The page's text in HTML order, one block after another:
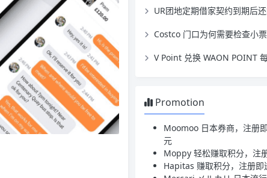
UR团地定期借家契约到期后还能续
Costco 门口为何需要检查小票
V Point 兑换 WAON POINT 每月
Promotion
Moomoo 日本券商，注册
元
Moppy 轻松赚取积分，注
Hapitas 赚取积分，注册即